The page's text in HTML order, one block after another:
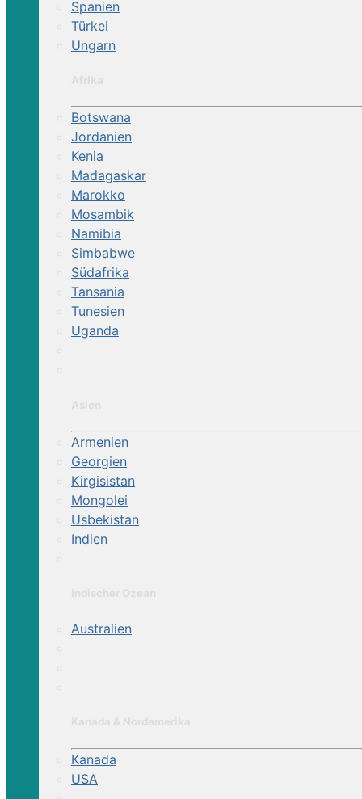
Spanien
Türkei
Ungarn
Botswana
Jordanien
Kenia
Madagaskar
Marokko
Mosambik
Namibia
Simbabwe
Südafrika
Tansania
Tunesien
Uganda
Armenien
Georgien
Kirgisistan
Mongolei
Usbekistan
Indien
Australien
Kanada
USA